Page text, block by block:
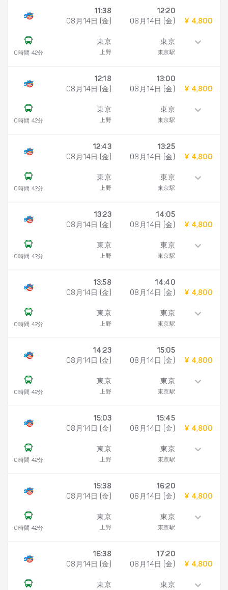
0時間 42分
11:38
08月14日 (金)
東京
上野
12:20
08月14日 (金)
東京
東京駅
¥ 4,800
0時間 42分
12:18
08月14日 (金)
東京
上野
13:00
08月14日 (金)
東京
東京駅
¥ 4,800
0時間 42分
12:43
08月14日 (金)
東京
上野
13:25
08月14日 (金)
東京
東京駅
¥ 4,800
0時間 42分
13:23
08月14日 (金)
東京
上野
14:05
08月14日 (金)
東京
東京駅
¥ 4,800
0時間 42分
13:58
08月14日 (金)
東京
上野
14:40
08月14日 (金)
東京
東京駅
¥ 4,800
0時間 42分
14:23
08月14日 (金)
東京
上野
15:05
08月14日 (金)
東京
東京駅
¥ 4,800
0時間 42分
15:03
08月14日 (金)
東京
上野
15:45
08月14日 (金)
東京
東京駅
¥ 4,800
0時間 42分
15:38
08月14日 (金)
東京
上野
16:20
08月14日 (金)
東京
東京駅
¥ 4,800
16:38
08月14日 (金)
東京
17:20
08月14日 (金)
東京
¥ 4,800